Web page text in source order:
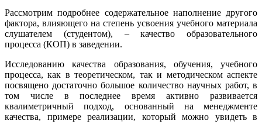
Рассмотрим подробнее содержательное наполнение другого
фактора, влияющего на степень усвоения учебного материала
слушателем (студентом), – качество образовательного
процесса (КОП) в заведении.
Исследованию качества образования, обучения, учебного
процесса, как в теоретическом, так и методическом аспекте
посвящено достаточно большое количество научных работ, в
том числе в последнее время активно развивается
квалиметричный подход, основанный на менеджменте
качества, примере реализации, который можно увидеть в